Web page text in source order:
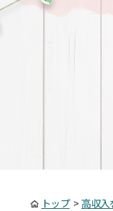
トップ> 高収入